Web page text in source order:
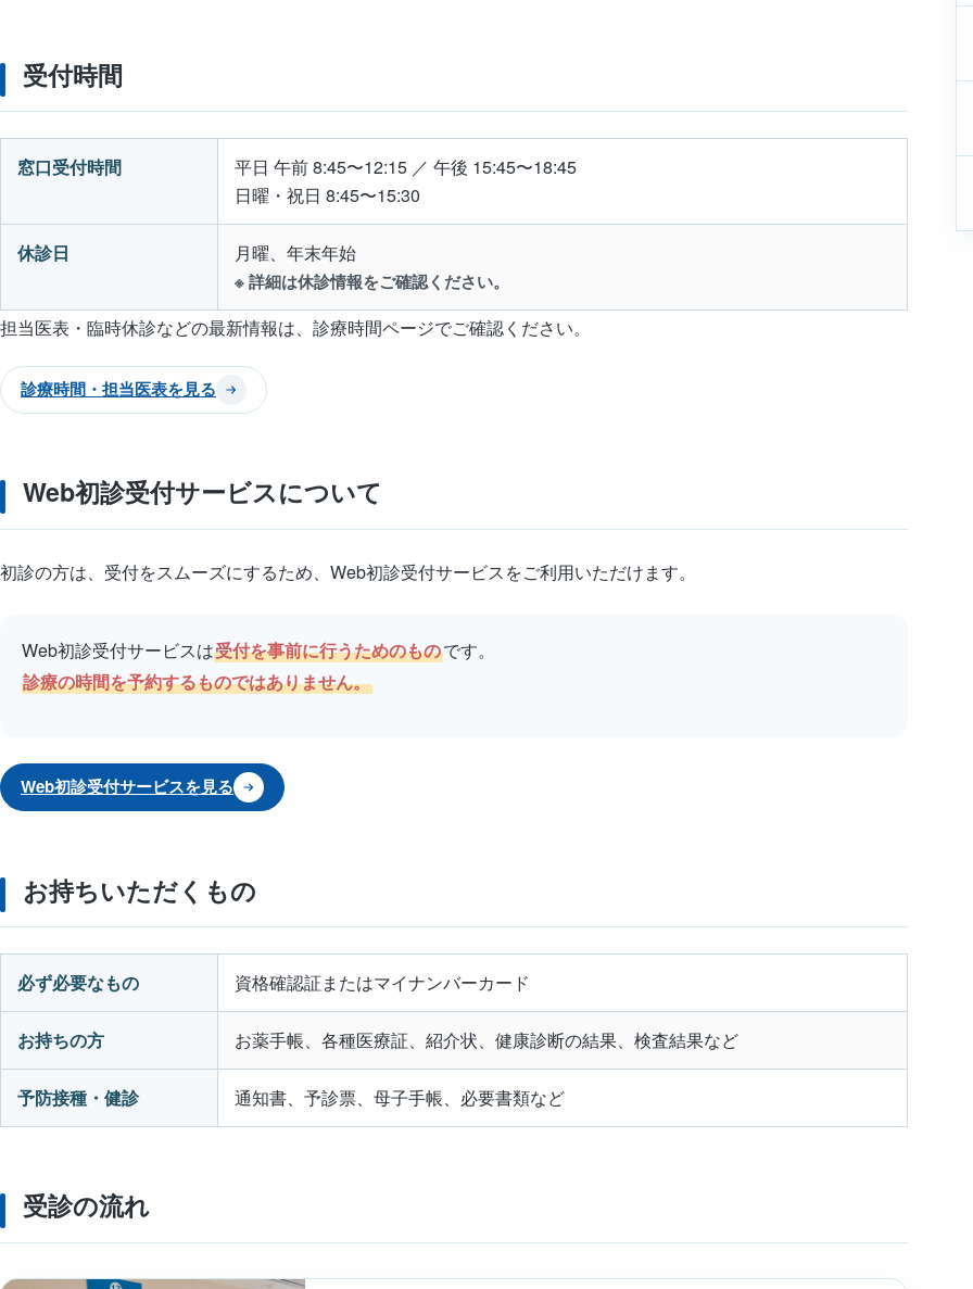
受付時間
時
休
日
内
窓口受付時間 平日 午前 8:45〜12:15 ／ 午後 15:45〜18:45
日曜・祝日 8:45〜15:30
休診日 月曜、年末年始
※ 詳細は休診情報をご確認ください。
担当医表・臨時休診などの最新情報は、診療時間ページでご確認ください。
診療時間・担当医表を見る
Web初診受付サービスについて
初診の方は、受付をスムーズにするため、Web初診受付サービスをご利用いただけます。
Web初診受付サービスは受付を事前に行うためのものです。
診療の時間を予約するものではありません。
Web初診受付サービスを見る
お持ちいただくもの
い
の
必ず必要なもの 資格確認証またはマイナンバーカード
お持ちの方 お薬手帳、各種医療証、紹介状、健康診断の結果、検査結果など
予防接種・健診 通知書、予診票、母子手帳、必要書類など
受診の流れ